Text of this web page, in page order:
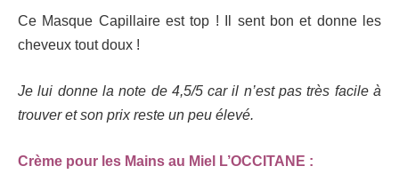
Ce Masque Capillaire est top ! Il sent bon et donne les
cheveux tout doux !
Je lui donne la note de 4,5/5 car il n’est pas très facile à
trouver et son prix reste un peu élevé.
Crème pour les Mains au Miel L’OCCITANE :